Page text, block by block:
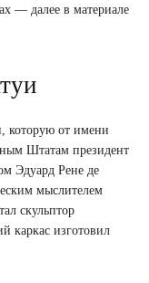
— далее в материале
которую от имени
Штатам президент
Эдуард Рене де
мыслителем
скульптор
каркас изготовил